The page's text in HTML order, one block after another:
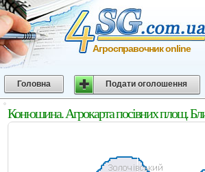
Агросправочник online
Головна Подати оголошення
Конюшина. Агрокарта посівних площ.